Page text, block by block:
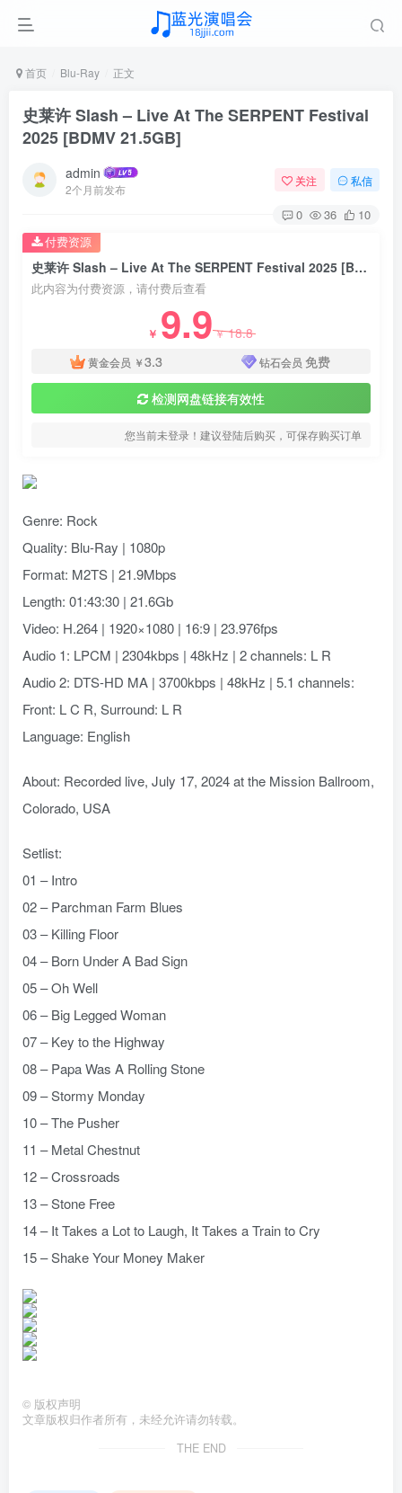
首页 Blu-Ray 正文
史莱许 Slash – Live At The SERPENT Festival
2025 [BDMV 21.5GB]
admin
2个月前发布
关注 私信
0 36 10
史莱许 Slash – Live At The SERPENT Festival 2025 [BDMV 21.5GB]
此内容为付费资源，请付费后查看
￥ 9.9￥18.8
黄金会员 ￥3.3 钻石会员 免费
检测网盘链接有效性
您当前未登录！建议登陆后购买，可保存购买订单
付费资源
Genre: Rock
Quality: Blu-Ray | 1080p
Format: M2TS | 21.9Mbps
Length: 01:43:30 | 21.6Gb
Video: H.264 | 1920×1080 | 16:9 | 23.976fps
Audio 1: LPCM | 2304kbps | 48kHz | 2 channels: L R
Audio 2: DTS-HD MA | 3700kbps | 48kHz | 5.1 channels:
Front: L C R, Surround: L R
Language: English
About: Recorded live, July 17, 2024 at the Mission Ballroom,
Colorado, USA
Setlist:
01 – Intro
02 – Parchman Farm Blues
03 – Killing Floor
04 – Born Under A Bad Sign
05 – Oh Well
06 – Big Legged Woman
07 – Key to the Highway
08 – Papa Was A Rolling Stone
09 – Stormy Monday
10 – The Pusher
11 – Metal Chestnut
12 – Crossroads
13 – Stone Free
14 – It Takes a Lot to Laugh, It Takes a Train to Cry
15 – Shake Your Money Maker
© 版权声明
文章版权归作者所有，未经允许请勿转载。
THE END